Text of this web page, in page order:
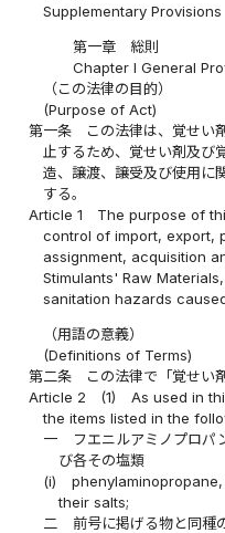
Supplementary Provisions
第一章 総則
Chapter I General
（この法律の目的）
(Purpose of Act)
第一条
この法律は、覚せい
止するため、覚せい剤及び
造、譲渡、譲受及び使用に
する。
Article 1
The purpose of
control of import, export,
assignment, acquisition
Stimulants' Raw
sanitation hazards
（用語の意義）
(Definitions of Terms)
第二条
この法律で「覚せい
Article 2
(1)
As used in
the items listed in the
一
フエニルアミノプロパ
び各その塩類
(i)
their salts;
二
前号に掲げる物と同種